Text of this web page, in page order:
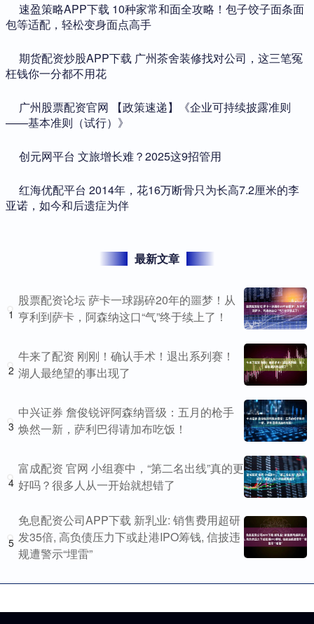
​速盈策略APP下载 10种家常和面全攻略！包子饺子面条面
包等适配，轻松变身面点高手
​期货配资炒股APP下载 广州茶舍装修找对公司，这三笔冤
枉钱你一分都不用花
​广州股票配资官网 【政策速递】《企业可持续披露准则
——基本准则（试行）》
​创元网平台 文旅增长难？2025这9招管用
​红海优配平台 2014年，花16万断骨只为长高7.2厘米的李
亚诺，如今和后遗症为伴
最新文章
1
股票配资论坛 萨卡一球踢碎20年的噩梦！从
亨利到萨卡，阿森纳这口“气”终于续上了！
2
牛来了配资 刚刚！确认手术！退出系列赛！
湖人最绝望的事出现了
3
中兴证券 詹俊锐评阿森纳晋级：五月的枪手
焕然一新，萨利巴得请加布吃饭！
4
富成配资 官网 小组赛中，“第二名出线”真的更
好吗？很多人从一开始就想错了
5
免息配资公司APP下载 新乳业: 销售费用超研
发35倍, 高负债压力下或赴港IPO筹钱, 信披违
规遭警示“埋雷”